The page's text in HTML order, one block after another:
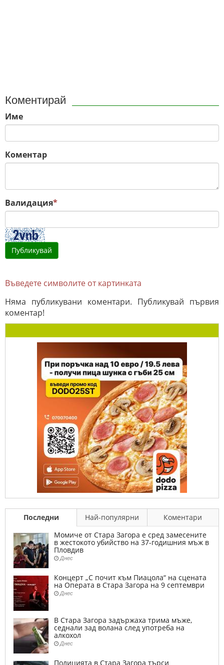
Коментирай
Име
Коментар
Валидация*
Въведете символите от картинката
Няма публикувани коментари. Публикувай първия
коментар!
Последни Най-популярни
Коментари
Момиче от Стара Загора е сред замесените
в жестокото убийство на 37-годишния мъж в
Пловдив
Днес
Концерт „С почит към Пиацола“ на сцената
на Операта в Стара Загора на 9 септември
Днес
В Стара Загора задържаха трима мъже,
седнали зад волана след употреба на
алкохол
Днес
Полицията в Стара Загора търси